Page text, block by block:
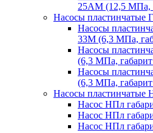
25АМ (12,5 МПа,
Насосы пластинчатые
Насосы
33М (6,3 МПа,
Насосы
(6,3 МПа,
Насосы
(6,3 МПа,
Насосы пластинчатые
Насос НПл
Насос НПл
Насос НПл